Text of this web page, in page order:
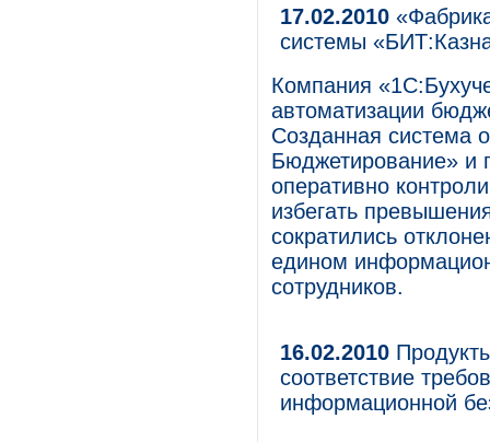
17.02.2010
системы
Компания
автоматизации
Созданная система
Бюджетирование» и
оперативно
избегать
сократились
едином
сотрудников.
16.02.2010
соответствие
информационной